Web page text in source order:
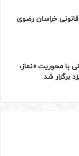
خراسان رضوی
با محوریت «نماز،
برگزار شد